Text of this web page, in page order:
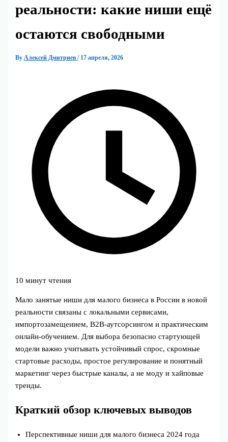
реальности: какие ниши ещё
остаются свободными
By Алексей Дмитриев/ 17 апреля, 2026
10 минут чтения
Мало занятые ниши для малого бизнеса в России в новой
реальности связаны с локальными сервисами,
импортозамещением, B2B‑аутсорсингом и практическим
онлайн‑обучением. Для выбора безопасно стартующей
модели важно учитывать устойчивый спрос, скромные
стартовые расходы, простое регулирование и понятный
маркетинг через быстрые каналы, а не моду и хайповые
тренды.
Краткий обзор ключевых выводов
Перспективные ниши для малого бизнеса 2024 года